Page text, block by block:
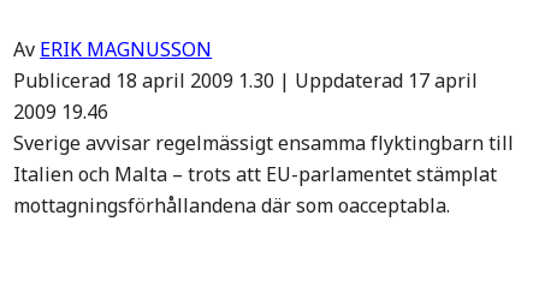
AvERIK MAGNUSSON
Publicerad 18 april 2009 1.30 | Uppdaterad 17 april
2009 19.46
Sverige avvisar regelmässigt ensamma flyktingbarn till
Italien och Malta – trots att EU-parlamentet stämplat
mottagningsförhållandena där som oacceptabla.